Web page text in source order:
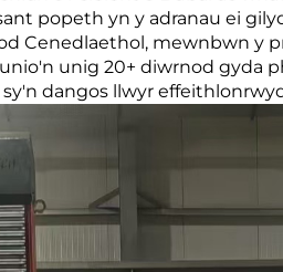
popeth yn y adranau ei
Cenedlaethol, mewnbwn y
unig 20+ diwrnod gyda
dangos llwyr